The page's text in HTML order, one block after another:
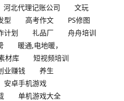
河北代理记账公司
文玩
型 高考作文
PS修图
计划 礼品厂
舟舟培训
暖通,电地暖，
材库
短视频培训
业赚钱
养生
安卓手机游戏
单机游戏大全